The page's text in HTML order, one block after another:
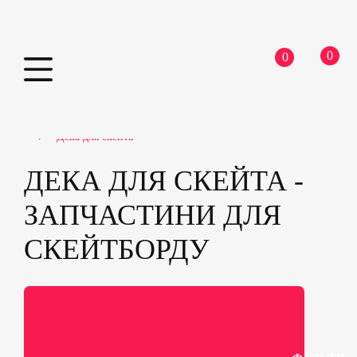
content
0 0
Дека для скейта
ДЕКА ДЛЯ СКЕЙТА -
ЗАПЧАСТИНИ ДЛЯ
СКЕЙТБОРДУ